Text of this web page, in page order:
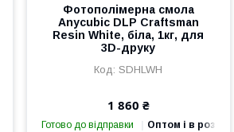
Фотополімерна смола
Anycubic DLP Craftsman
Resin White, біла, 1кг, для
3D-друку
SDHLWH
1 860 ₴
Готово до відправки Оптом і в роздріб